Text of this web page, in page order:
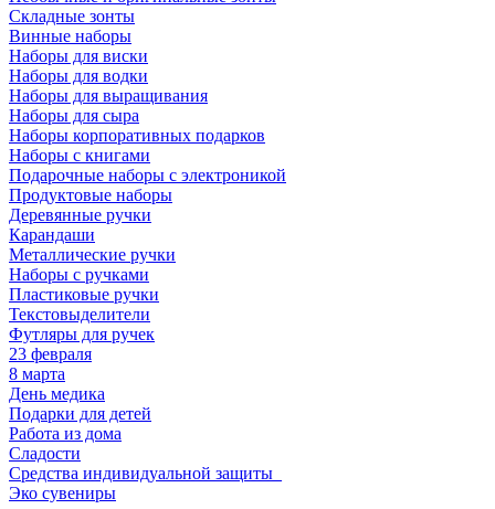
Складные зонты
Винные наборы
Наборы для виски
Наборы для водки
Наборы для выращивания
Наборы для сыра
Наборы корпоративных подарков
Наборы с книгами
Подарочные наборы с электроникой
Продуктовые наборы
Деревянные ручки
Карандаши
Металлические ручки
Наборы с ручками
Пластиковые ручки
Текстовыделители
Футляры для ручек
23 февраля
8 марта
День медика
Подарки для детей
Работа из дома
Сладости
Средства индивидуальной защиты_
Эко сувениры